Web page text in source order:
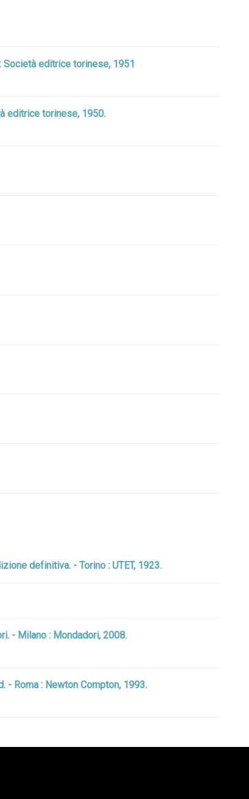
editrice torinese, 1951
editrice torinese, 1950.
definitiva. - Torino : UTET, 1923.
- Milano : Mondadori, 2008.
- Roma : Newton Compton, 1993.